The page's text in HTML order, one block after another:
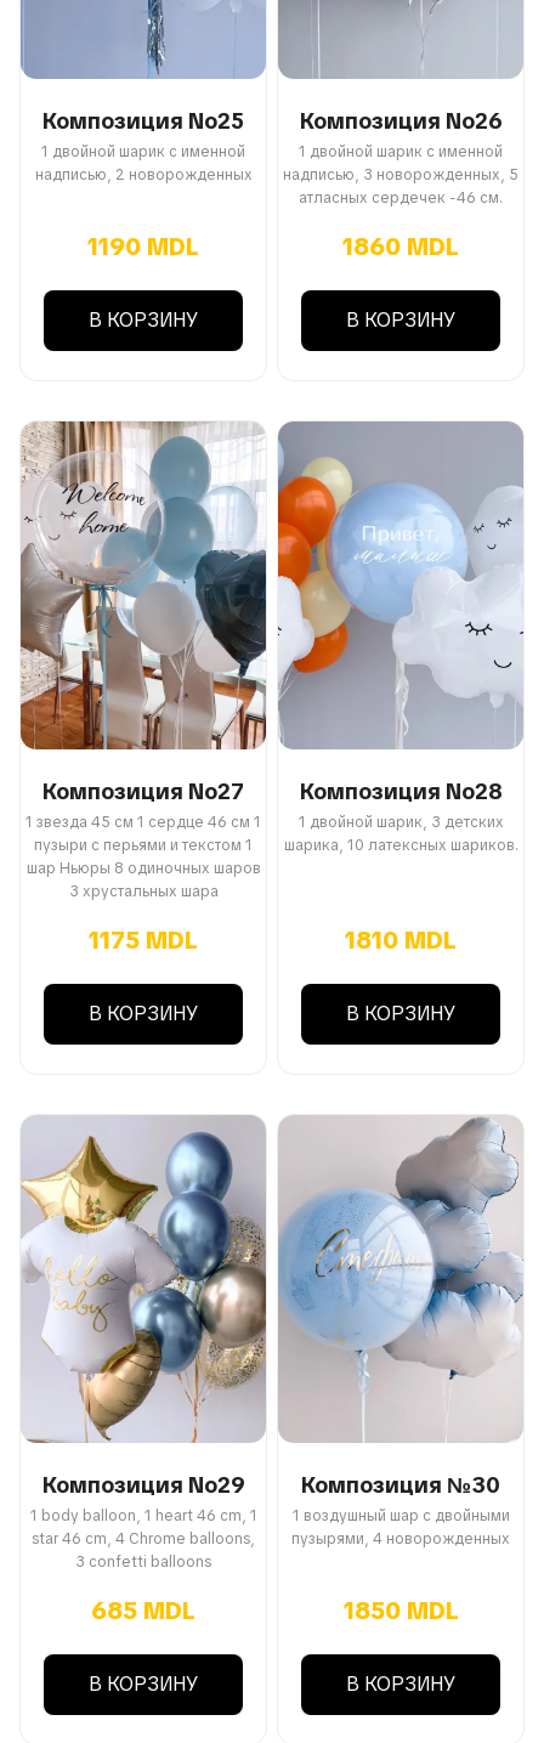
Композиция No25
1 двойной шарик с именной
надписью, 2 новорожденных
1190 MDL
В КОРЗИНУ
Композиция No26
1 двойной шарик с именной
надписью, 3 новорожденных, 5
атласных сердечек -46 см.
1860 MDL
В КОРЗИНУ
Композиция No27
1 звезда 45 см 1 сердце 46 см 1
пузыри с перьями и текстом 1
шар Ньюры 8 одиночных шаров
3 хрустальных шара
1175 MDL
В КОРЗИНУ
Композиция No28
1 двойной шарик, 3 детских
шарика, 10 латексных шариков.
1810 MDL
В КОРЗИНУ
Композиция No29
1 body balloon, 1 heart 46 cm, 1
star 46 cm, 4 Chrome balloons,
3 confetti balloons
685 MDL
В КОРЗИНУ
Композиция №30
1 воздушный шар с двойными
пузырями, 4 новорожденных
1850 MDL
В КОРЗИНУ